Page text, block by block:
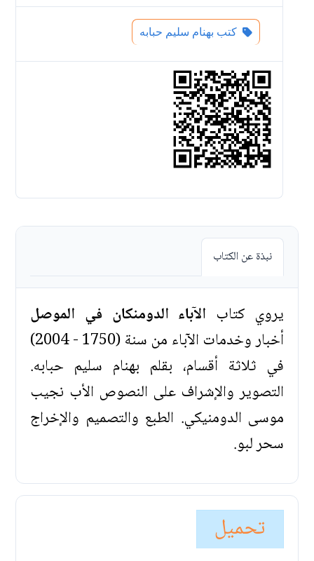
كتب بهنام سليم حبابه
نبذة عن الكتاب
يروي كتاب الآباء الدومنكان في الموصل
أخبار وخدمات الآباء من سنة (1750 - 2004)
في ثلاثة أقسام، بقلم بهنام سليم حبابه.
التصوير والإشراف على النصوص الأب نجيب
موسى الدومنيكي. الطبع والتصميم والإخراج
سحر لبو.
تحميل